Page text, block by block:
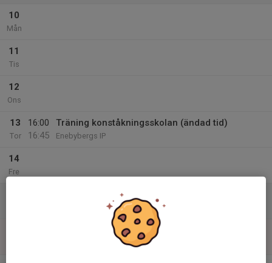
10
Mån
11
Tis
12
Ons
13
Tor
16:00
16:45
Träning konståkningsskolan (ändad tid)
Enebybergs IP
14
Fre
Träning konståkningsskolan